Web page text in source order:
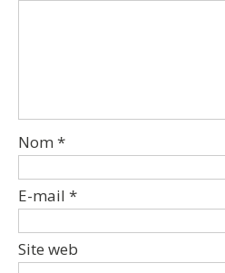
Nom *
E-mail *
Site web